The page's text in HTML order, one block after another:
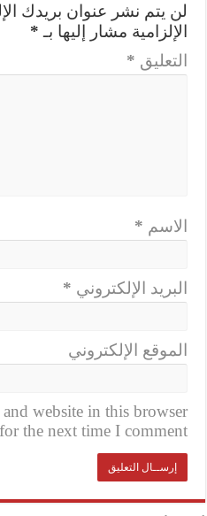
لن يتم نشر عنوان بريدك
الإلزامية مشار إليها بـ *
التعليق *
الاسم *
البريد الإلكتروني *
الموقع الإلكتروني
website in this browser
for the next time I comment.